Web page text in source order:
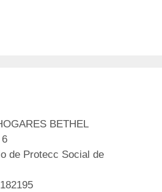
BETHEL
de Protecc Social de